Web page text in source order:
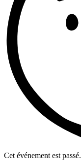
Cet événement est passé.